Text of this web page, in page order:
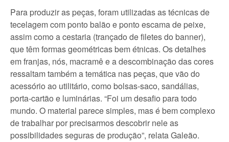
Para produzir as peças, foram utilizadas as técnicas de
tecelagem com ponto balão e ponto escama de peixe,
assim como a cestaria (trançado de filetes do banner),
que têm formas geométricas bem étnicas. Os detalhes
em franjas, nós, macramê e a descombinação das cores
ressaltam também a temática nas peças, que vão do
acessório ao utilitário, como bolsas-saco, sandálias,
porta-cartão e luminárias. “Foi um desafio para todo
mundo. O material parece simples, mas é bem complexo
de trabalhar por precisarmos descobrir nele as
possibilidades seguras de produção”, relata Galeão.